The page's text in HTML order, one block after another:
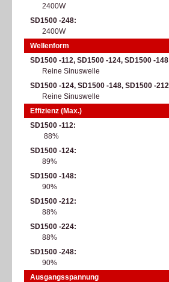
2400W
SD1500 -248
2400W
Wellenform
SD1500 -112, SD1500 -124, SD1500 -148
Reine Sinuswelle
SD1500 -124, SD1500 -148, SD1500 -212
Reine Sinuswelle
Effizienz (Max.)
SD1500 -112
88%
SD1500 -124
89%
SD1500 -148
90%
SD1500 -212
88%
SD1500 -224
88%
SD1500 -248
90%
Ausgangsspannung